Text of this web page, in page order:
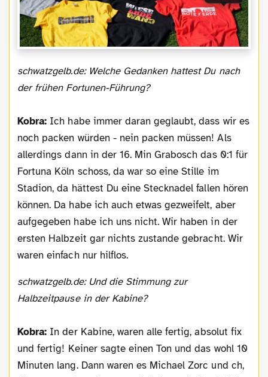
schwatzgelb.de: Welche Gedanken hattest Du nach
der frühen Fortunen-Führung?
Kobra: Ich habe immer daran geglaubt, dass wir es
noch packen würden - nein packen müssen! Als
allerdings dann in der 16. Min Grabosch das 0:1 für
Fortuna Köln schoss, da war so eine Stille im
Stadion, da hättest Du eine Stecknadel fallen hören
können. Da habe ich auch etwas gezweifelt, aber
aufgegeben habe ich uns nicht. Wir haben in der
ersten Halbzeit gar nichts zustande gebracht. Wir
waren einfach nur hilflos.
schwatzgelb.de: Und die Stimmung zur
Halbzeitpause in der Kabine?
Kobra: In der Kabine, waren alle fertig, absolut fix
und fertig! Keiner sagte einen Ton und das wohl 10
Minuten lang. Dann waren es Michael Zorc und ch,